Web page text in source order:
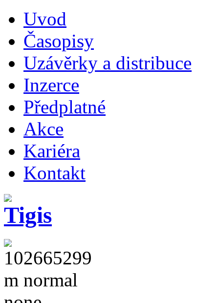
Uvod
Časopisy
Uzávěrky a distribuce
Inzerce
Předplatné
Akce
Kariéra
Kontakt